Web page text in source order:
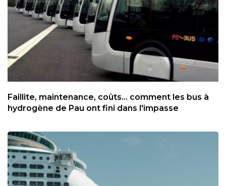
Faillite, maintenance, coûts... comment les bus à
hydrogène de Pau ont fini dans l'impasse